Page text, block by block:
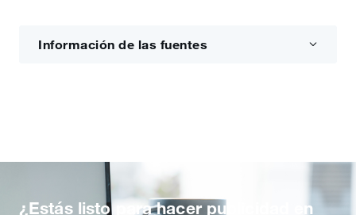
Información de las fuentes
¿Estás listo para hacer publicidad en